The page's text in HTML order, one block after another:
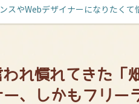
スやWebデザイナーになりたくて
われ慣れてきた「
ー、しかもフリー